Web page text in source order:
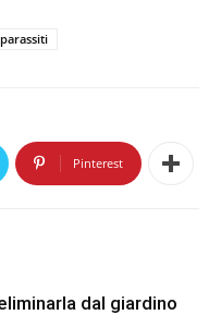
Pinterest
dal giardino